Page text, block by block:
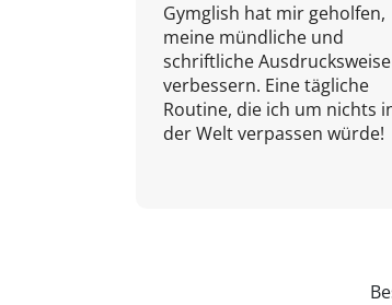
Gymglish hat mir geholfen,
meine mündliche und
schriftliche
verbessern. Eine tägliche
Routine, die ich um nichts
der Welt verpassen würde!